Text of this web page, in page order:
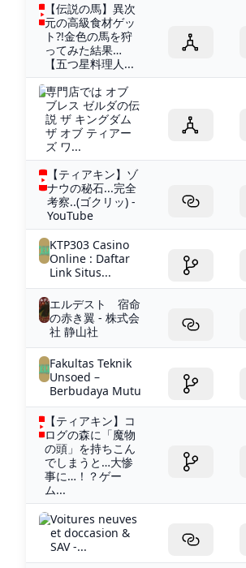
【伝説の馬】異次
元の高級食材ゲッ
ト?!金色の馬を狩
ってみた結果…
【五つ星料理人...
専門店では オブ
ブレス ゼルダの伝
説 ザ キングダム
ザ オブ ティアー
ズ ワ...
【ティアキン】ゾ
ナウの秘石...完全
考察..(ゴクリッ) -
YouTube
KTP303 Casino
Online : Daftar
Link Situs...
エルデスト 宿命
の赤き翼 - 株式会
社 静山社
Fakultas Teknik
Unsoed –
Berbudaya Mutu
【ティアキン】コ
ログの森に「魔物
の頭」を持ちこん
でしまうと…大惨
事に…！？ゲー
ム...
Voitures neuves
et doccasion &
SAV -...